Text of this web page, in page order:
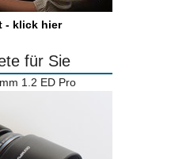
- klick hier
für Sie
1.2 ED Pro